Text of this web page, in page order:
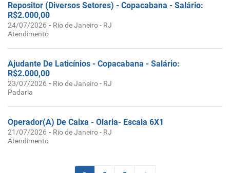
Repositor (Diversos Setores) - Copacabana - Salário:
R$2.000,00
24/07/2026 - Rio de Janeiro - RJ
Atendimento
Ajudante De Laticínios - Copacabana - Salário:
R$2.000,00
23/07/2026 - Rio de Janeiro - RJ
Padaria
Operador(A) De Caixa - Olaria- Escala 6X1
21/07/2026 - Rio de Janeiro - RJ
Atendimento